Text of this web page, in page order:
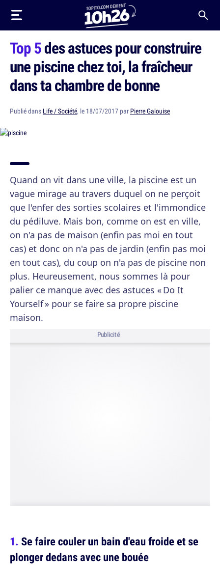
Top 5des astuces pour construire
une piscine chez toi, la fraîcheur
dans ta chambre de bonne
Publié dans Life / Société, le 18/07/2017 par Pierre Galouise
Quand on vit dans une ville, la piscine est un
vague mirage au travers duquel on ne perçoit
que l'enfer des sorties scolaires et l'immondice
du pédiluve. Mais bon, comme on est en ville,
on n'a pas de maison (enfin pas moi en tout
cas) et donc on n'a pas de jardin (enfin pas moi
en tout cas), du coup on n'a pas de piscine non
plus. Heureusement, nous sommes là pour
palier ce manque avec des astuces « Do It
Yourself » pour se faire sa propre piscine
maison.
Publicité
Se faire couler un bain d'eau froide et se
plonger dedans avec une bouée